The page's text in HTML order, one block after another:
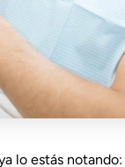
lo estás notando: